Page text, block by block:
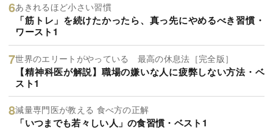
あきれるほど小さい習慣
「筋トレ」を続けたかったら、真っ先にやめるべき習慣・
ワースト1
世界のエリートがやっている 最高の休息法［完全版］
【精神科医が解説】職場の嫌いな人に疲弊しない方法・ベ
スト1
減量専門医が教える 食べ方の正解
「いつまでも若々しい人」の食習慣・ベスト1